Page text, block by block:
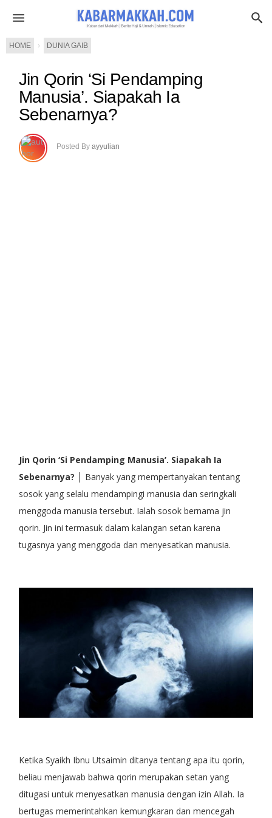
HOME › DUNIA GAIB
Jin Qorin ‘Si Pendamping
Manusia’. Siapakah Ia
Sebenarnya?
Posted By ayyulian
Jin Qorin ‘Si Pendamping Manusia’. Siapakah Ia
Sebenarnya? │ Banyak yang mempertanyakan tentang
sosok yang selalu mendampingi manusia dan seringkali
menggoda manusia tersebut. Ialah sosok bernama jin
qorin. Jin ini termasuk dalam kalangan setan karena
tugasnya yang menggoda dan menyesatkan manusia.
Ketika Syaikh Ibnu Utsaimin ditanya tentang apa itu qorin,
beliau menjawab bahwa qorin merupakan setan yang
ditugasi untuk menyesatkan manusia dengan izin Allah. Ia
bertugas memerintahkan kemungkaran dan mencegah